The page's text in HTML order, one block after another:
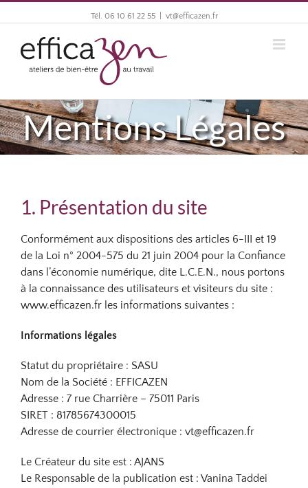
Tél. 06 10 61 22 55 vt@efficazen.fr
Mentions Légales
1. Présentation du site
Conformément aux dispositions des articles 6-III et 19
de la Loi n° 2004-575 du 21 juin 2004 pour la Confiance
dans l’économie numérique, dite L.C.E.N., nous portons
à la connaissance des utilisateurs et visiteurs du site :
www.efficazen.fr les informations suivantes :
Informations légales
Statut du propriétaire : SASU
Nom de la Société : EFFICAZEN
Adresse : 7 rue Charrière – 75011 Paris
SIRET : 81785674300015
Adresse de courrier électronique : vt@efficazen.fr
Le Créateur du site est : AJANS
Le Responsable de la publication est : Vanina Taddei